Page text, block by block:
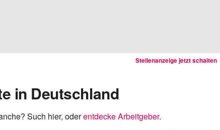
Stellenanzeige jetzt schalten
in Deutschland
Such hier, oderentdecke Arbeitgeber.